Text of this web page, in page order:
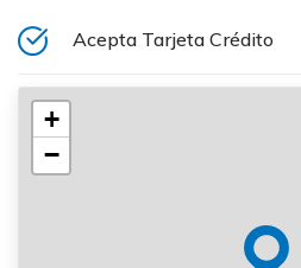
Acepta Tarjeta Crédito
+
−